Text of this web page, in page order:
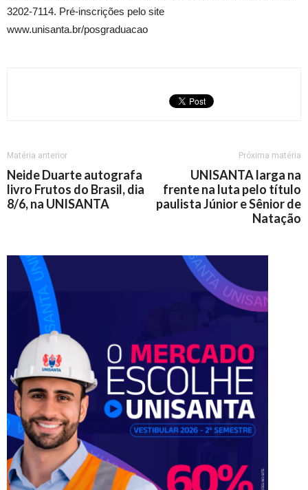
3202-7114. Pré-inscrições pelo site
www.unisanta.br/posgraduacao
Matéria anterior
Neide Duarte autografa
livro Frutos do Brasil, dia
8/6, na UNISANTA
Próxima matéria
UNISANTA larga na
frente na luta pelo título
paulista Júnior e Sênior de
Natação